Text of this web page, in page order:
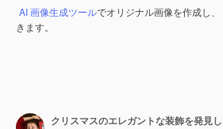
AI 画像生成ツールでオリジナル画像を作成し、
きます。